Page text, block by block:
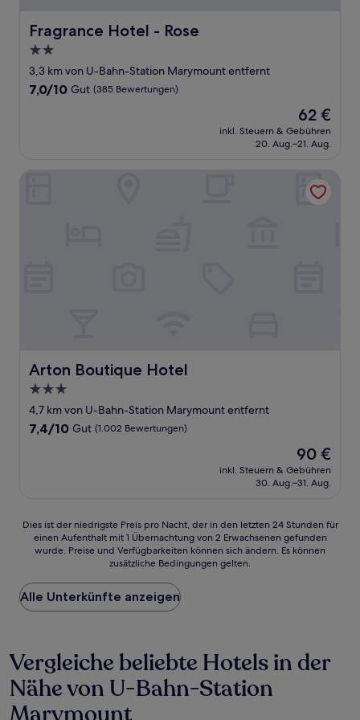
Fragrance Hotel - Rose
Fragrance Hotel - Rose
2.0-
Sterne-
Unterkunft
3,3 km von U-Bahn-Station Marymount entfernt
7.0
7,0/10 Gut (385 Bewertungen)
Der
Preis
beträgt
62 €
inkl. Steuern & Gebühren
20. Aug.–21. Aug.
Arton Boutique Hotel
Arton Boutique Hotel
3.0-
Sterne-
Unterkunft
4,7 km von U-Bahn-Station Marymount entfernt
7.4
7,4/10 Gut (1.002 Bewertungen)
Der
Preis
beträgt
90 €
inkl. Steuern & Gebühren
30. Aug.–31. Aug.
Dies
der
Preis
pro
Nacht,
den
letzten
24 Stunden
für
einen
Dies ist der niedrigste Preis pro Nacht, der in den letzten 24 Stunden für
einen Aufenthalt mit 1 Übernachtung von 2 Erwachsenen gefunden
wurde. Preise und Verfügbarkeiten können sich ändern. Es können
zusätzliche Bedingungen gelten.
Alle Unterkünfte anzeigen
Vergleiche beliebte Hotels in der
Nähe von U-Bahn-Station